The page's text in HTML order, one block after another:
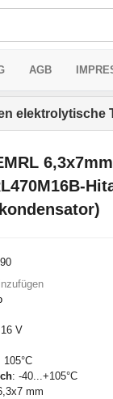
AGB
elektrolytische
V
: -40...+105°C
mm